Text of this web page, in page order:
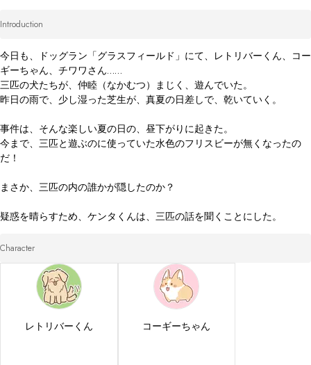
Introduction
今日も、ドッグラン「グラスフィールド」にて、レトリバーくん、コー
ギーちゃん、チワワさん……
三匹の犬たちが、仲睦（なかむつ）まじく、遊んでいた。
昨日の雨で、少し湿った芝生が、真夏の日差しで、乾いていく。
事件は、そんな楽しい夏の日の、昼下がりに起きた。
今まで、三匹と遊ぶのに使っていた水色のフリスビーが無くなったの
だ！
まさか、三匹の内の誰かが隠したのか？
Character
レトリバーくん コーギーちゃん